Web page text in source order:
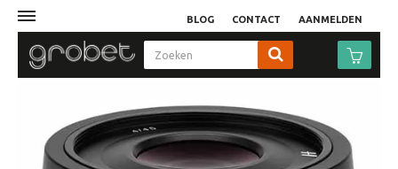
AANMELDEN
BLOG CONTACT
Fotocamera